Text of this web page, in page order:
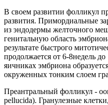
В своем развитии фолликул
развития. Примордиальные
из эндодермы желточного
генитальную область
результате быстрого
продолжается от 6-8недель
яичниках эмбриона
окруженных тонким слоем
Преантральный фолликул -
pellucida). Гранулезные